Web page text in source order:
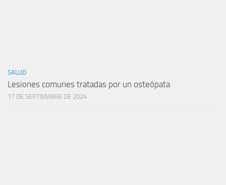
SALUD
Lesiones comunes tratadas por un osteópata
17 DE SEPTIEMBRE DE 2024